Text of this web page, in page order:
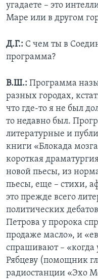
угадаете – это
Маре или в другом
Д.Г.: С чем ты в
программа?
В.Ш.: Программа
разных городах,
что где-то я не был
то недавно был.
литературные и
книги «Блокада
короткая
новой пьесы, из
пьесы, еще – стихи,
это прежде всего
политических
Петрова у пророка
продаже масло», и
спрашивают –
Рябцеву (помощник
радиостанции «Эхо